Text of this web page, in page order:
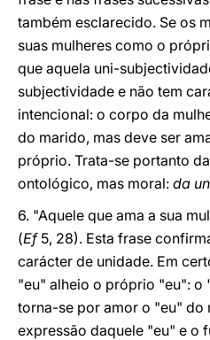
também esclarecido. Se os
suas mulheres como o
que aquela uni-
subjectividade e não tem
intencional: o corpo da
do marido, mas deve ser
próprio. Trata-se portanto
ontológico, mas moral: da
6. "Aquele que ama a sua
(Ef5, 28). Esta frase
carácter de unidade. Em
"eu" alheio o próprio "eu": o
torna-se por amor o "eu" do
expressão daquele "eu" e o